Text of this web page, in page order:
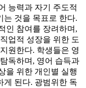
능력과 자기 주도적
는 것을 목표로 한다.
인 참여를 장려하며,
업적 성장을 위한 도
원한다. 학생들은 영
독하며, 영어 습득과
을 위한 개인별 실행
게 된다. 광범위한 독